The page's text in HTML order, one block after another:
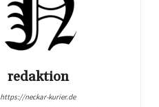
redaktion
https://neckar-kurier.de